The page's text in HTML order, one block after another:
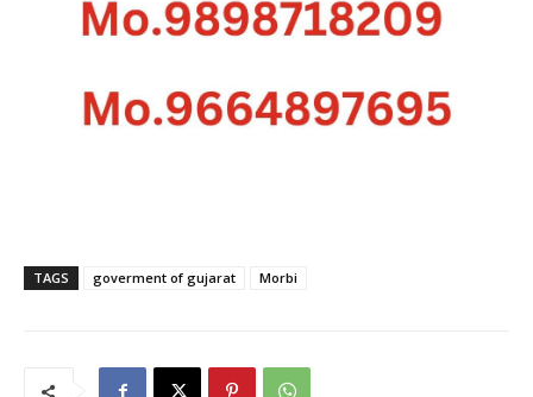
TAGS goverment of gujarat Morbi